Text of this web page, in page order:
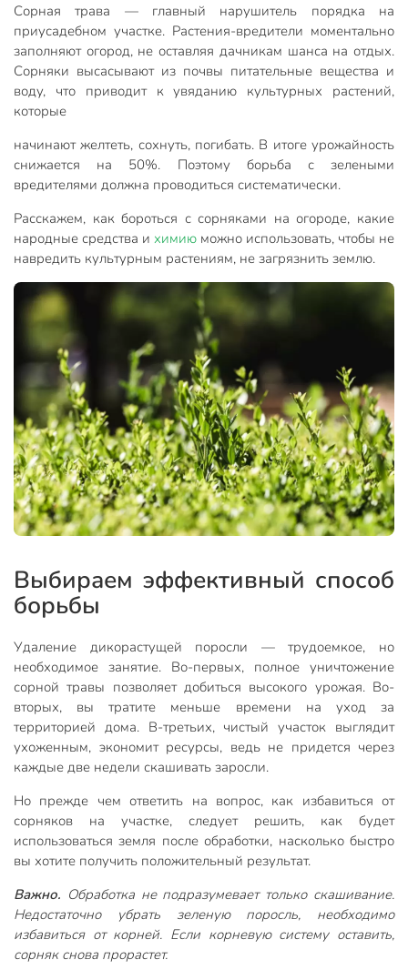
Сорная трава — главный нарушитель порядка на
приусадебном участке. Растения-вредители моментально
заполняют огород, не оставляя дачникам шанса на отдых.
Сорняки высасывают из почвы питательные вещества и
воду, что приводит к увяданию культурных растений,
которые
начинают желтеть, сохнуть, погибать. В итоге урожайность
снижается на 50%. Поэтому борьба с зелеными
вредителями должна проводиться систематически.
Расскажем, как бороться с сорняками на огороде, какие
народные средства и химию можно использовать, чтобы не
навредить культурным растениям, не загрязнить землю.
Выбираем эффективный способ
борьбы
Удаление дикорастущей поросли — трудоемкое, но
необходимое занятие. Во-первых, полное уничтожение
сорной травы позволяет добиться высокого урожая. Во-
вторых, вы тратите меньше времени на уход за
территорией дома. В-третьих, чистый участок выглядит
ухоженным, экономит ресурсы, ведь не придется через
каждые две недели скашивать заросли.
Но прежде чем ответить на вопрос, как избавиться от
сорняков на участке, следует решить, как будет
использоваться земля после обработки, насколько быстро
вы хотите получить положительный результат.
Важно. Обработка не подразумевает только скашивание.
Недостаточно убрать зеленую поросль, необходимо
избавиться от корней. Если корневую систему оставить,
сорняк снова прорастет.